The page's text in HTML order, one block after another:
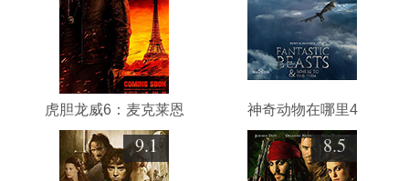
虎胆龙威6：麦克莱恩 神奇动物在哪里4
9.1 8.5